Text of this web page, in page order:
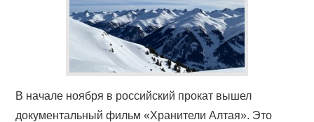
В начале ноября в российский прокат вышел
документальный фильм «Хранители Алтая». Это